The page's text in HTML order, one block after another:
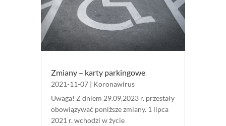
Zmiany – karty parkingowe
2021-11-07| Koronawirus
Uwaga! Z dniem 29.09.2023 r. przestały
obowiązywać poniższe zmiany. 1 lipca
2021 r. wchodzi w życie